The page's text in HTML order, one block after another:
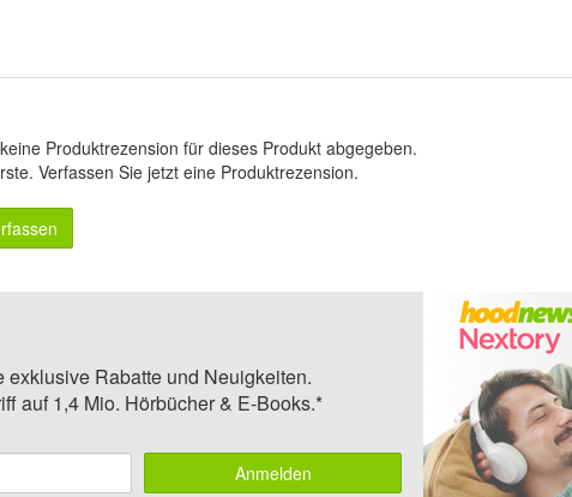
Produktrezension für dieses Produkt abgegeben.
Verfassen Sie jetzt eine Produktrezension.
Rabatte und Neuigkeiten.
auf 1,4 Mio. Hörbücher & E-Books.*
Anmelden